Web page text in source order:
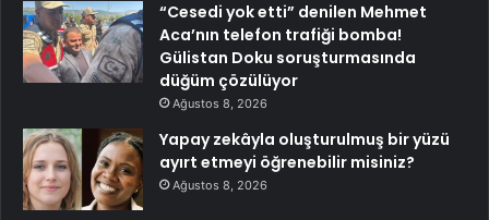
“Cesedi yok etti” denilen Mehmet
Aca’nın telefon trafiği bomba!
Gülistan Doku soruşturmasında
düğüm çözülüyor
Ağustos 8, 2026
Yapay zekâyla oluşturulmuş bir yüzü
ayırt etmeyi öğrenebilir misiniz?
Ağustos 8, 2026